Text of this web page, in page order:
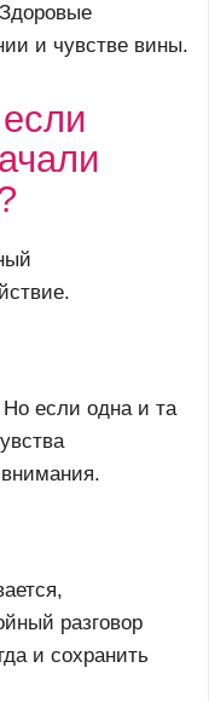
и чувстве вины.
если одна и та
разговор
и сохранить